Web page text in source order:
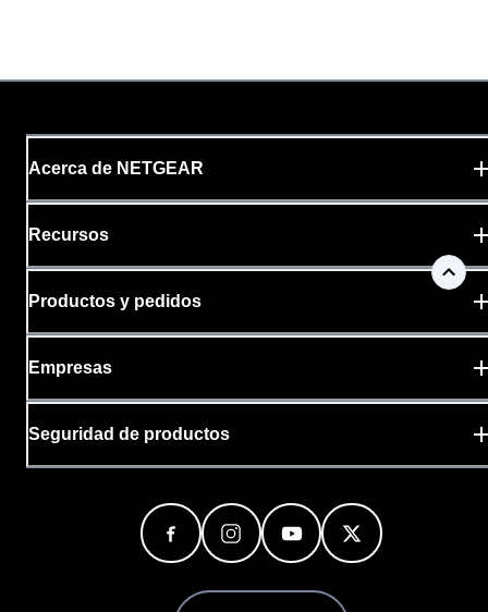
Acerca de NETGEAR
Recursos
Productos y pedidos
Empresas
Seguridad de productos